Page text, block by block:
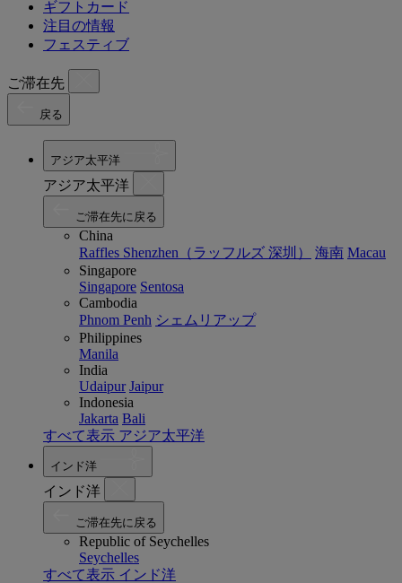
ギフトカード
注目の情報
フェスティブ
ご滞在先
戻る
アジア太平洋
アジア太平洋
ご滞在先に戻る
China
Raffles Shenzhen（ラッフルズ 深圳）
海南 Macau
Singapore
Singapore Sentosa
Cambodia
Phnom Penh シェムリアップ
Philippines
Manila
India
Udaipur Jaipur
Indonesia
Jakarta Bali
すべて表示 アジア太平洋
インド洋
インド洋
ご滞在先に戻る
Republic of Seychelles
Seychelles
すべて表示 インド洋